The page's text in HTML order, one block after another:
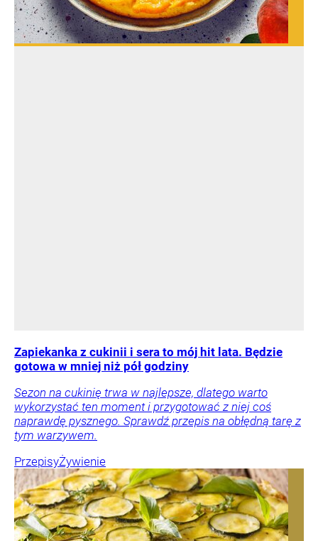
Zapiekanka z cukinii i sera to mój hit lata. Będzie
gotowa w mniej niż pół godziny
Sezon na cukinię trwa w najlepsze, dlatego warto
wykorzystać ten moment i przygotować z niej coś
naprawdę pysznego. Sprawdź przepis na obłędną tarę z
tym warzywem.
PrzepisyŻywienie